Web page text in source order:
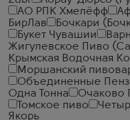
АО РПК Хмелёфф
БирЛав
Бочкари
Букет Чувашии
Жигулевское Пиво
Крымская Водочная
Моршанский
Объединенные
Одна Тонна
Очаково
Томское пиво
Якорь